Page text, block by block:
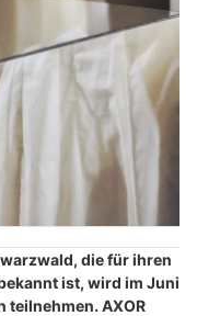
die für ihren
ist, wird im Juni
teilnehmen. AXOR